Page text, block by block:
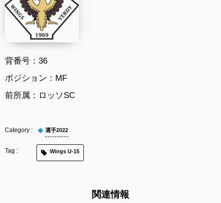
背番号：36
ポジション：MF
前所属：ロッソSC
選手2022
Wings U-15
関連情報